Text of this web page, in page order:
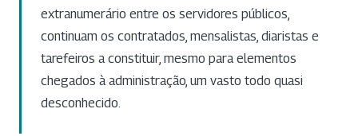
extranumerário entre os servidores públicos,
continuam os contratados, mensalistas, diaristas e
tarefeiros a constituir, mesmo para elementos
chegados à administração, um vasto todo quasi
desconhecido.